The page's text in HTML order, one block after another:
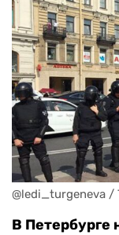
@ledi_turgeneva /
В Петербурге